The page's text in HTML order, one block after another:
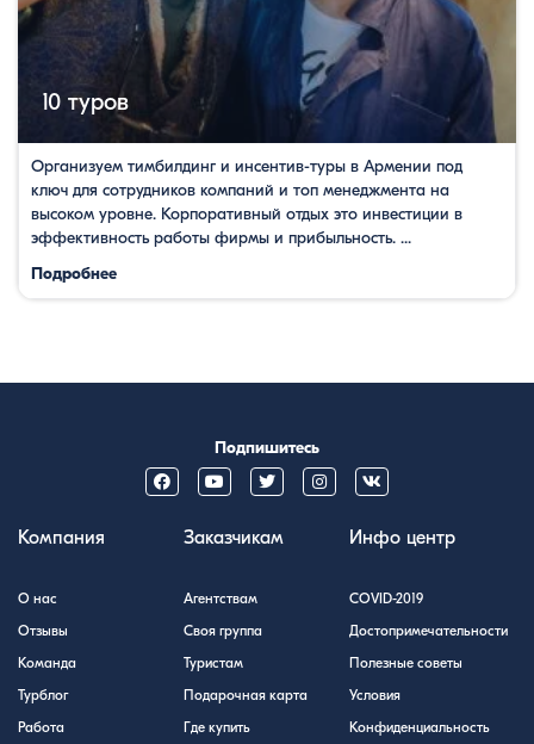
10 туров
Организуем тимбилдинг и инсентив-туры в Армении под
ключ для сотрудников компаний и топ менеджмента на
высоком уровне. Корпоративный отдых это инвестиции в
эффективность работы фирмы и прибыльность. ...
Подробнее
Подпишитесь
Компания
О нас
Отзывы
Команда
Турблог
Работа
Заказчикам
Агентствам
Своя группа
Туристам
Подарочная карта
Где купить
Инфо центр
COVID-2019
Достопримечательности
Полезные советы
Условия
Конфиденциальность